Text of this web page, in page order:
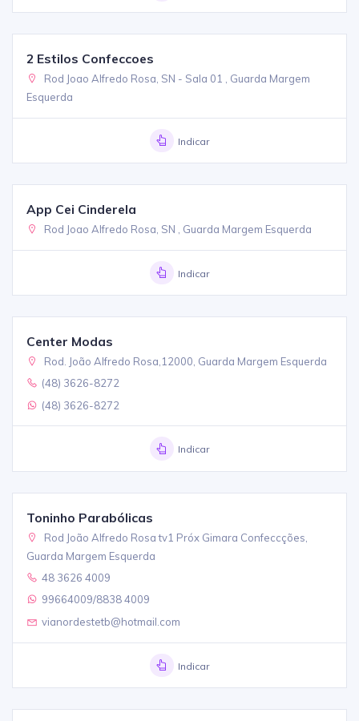
2 Estilos Confeccoes
Rod Joao Alfredo Rosa, SN - Sala 01 , Guarda Margem
Esquerda
Indicar
App Cei Cinderela
Rod Joao Alfredo Rosa, SN , Guarda Margem Esquerda
Indicar
Center Modas
Rod. João Alfredo Rosa,12000, Guarda Margem Esquerda
(48) 3626-8272
(48) 3626-8272
Indicar
Toninho Parabólicas
Rod João Alfredo Rosa tv1 Próx Gimara Confeccções,
Guarda Margem Esquerda
48 3626 4009
99664009/8838 4009
vianordestetb@hotmail.com
Indicar